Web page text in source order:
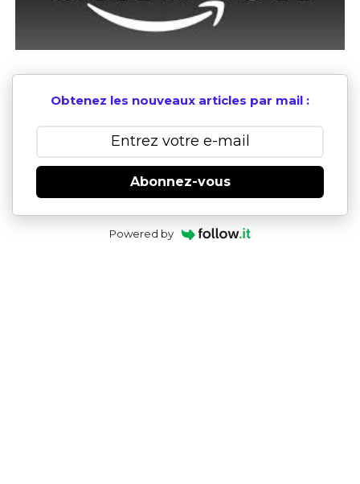
Obtenez les nouveaux articles par mail :
Abonnez-vous
Powered by